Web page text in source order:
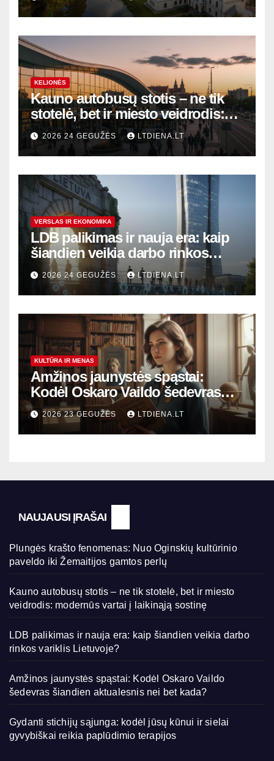
KELIONĖS
Kauno autobusų stotis – ne tik
stotelė, bet ir miesto veidrodis:
modernūs vartai į laikinąją
sostinę
2026 24 GEGUŽĖS LTDIENA.LT
VERSLAS IR EKONOMIKA
LDB palikimas ir nauja era: kaip
šiandien veikia darbo rinkos
variklis Lietuvoje?
2026 24 GEGUŽĖS LTDIENA.LT
KULTŪRA IR MENAS
Amžinos jaunystės spąstai:
Kodėl Oskaro Vaildo šedevras
šiandien aktualesnis nei bet
kada?
2026 23 GEGUŽĖS LTDIENA.LT
NAUJAUSI ĮRAŠAI
Plungės krašto fenomenas: Nuo Oginskių kultūrinio
paveldo iki Žemaitijos gamtos perlų
Kauno autobusų stotis – ne tik stotelė, bet ir miesto
veidrodis: modernūs vartai į laikinąją sostinę
LDB palikimas ir nauja era: kaip šiandien veikia darbo
rinkos variklis Lietuvoje?
Amžinos jaunystės spąstai: Kodėl Oskaro Vaildo
šedevras šiandien aktualesnis nei bet kada?
Gydanti stichijų sąjunga: kodėl jūsų kūnui ir sielai
gyvybiškai reikia paplūdimio terapijos